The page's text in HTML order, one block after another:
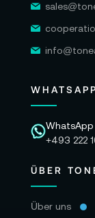
1080p/25;
1080p/
1080i/50;
2160p/
2160p/50;
SDI-
+493 222
ÜBER
Über uns